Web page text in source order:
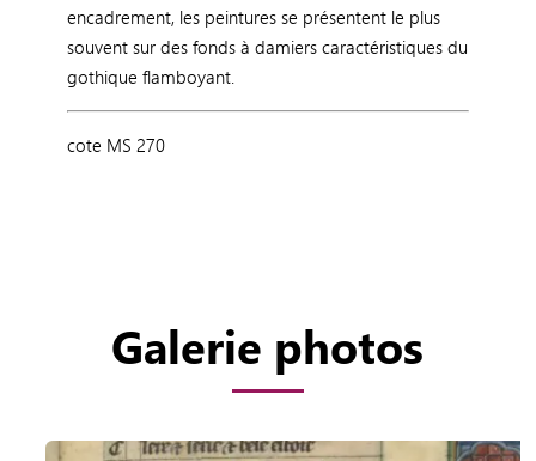
encadrement, les peintures se présentent le plus
souvent sur des fonds à damiers caractéristiques du
gothique flamboyant.
cote MS 270
Galerie photos